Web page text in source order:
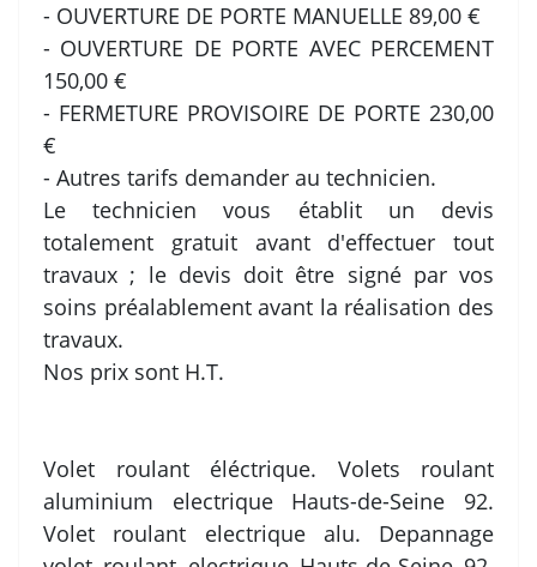
- OUVERTURE DE PORTE MANUELLE 89,00 €
- OUVERTURE DE PORTE AVEC PERCEMENT
150,00 €
- FERMETURE PROVISOIRE DE PORTE 230,00
€
- Autres tarifs demander au technicien.
Le technicien vous établit un devis
totalement gratuit avant d'effectuer tout
travaux ; le devis doit être signé par vos
soins préalablement avant la réalisation des
travaux.
Nos prix sont H.T.
Volet roulant éléctrique. Volets roulant
aluminium electrique Hauts-de-Seine 92.
Volet roulant electrique alu. Depannage